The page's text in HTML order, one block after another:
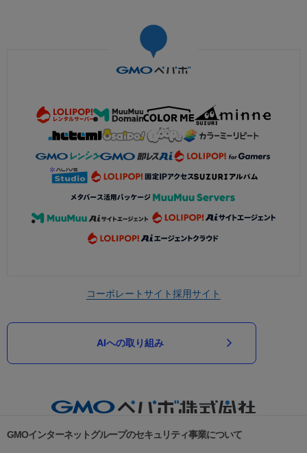
コーポレートサイト採用サイト
AIへの取り組み
GMOインターネットグループのセキュリティ事業について